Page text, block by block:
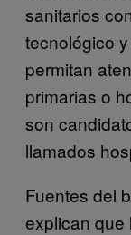
sanitarios
tecnológico
permitan
primarias o
son
llamados
Fuentes del
explican que